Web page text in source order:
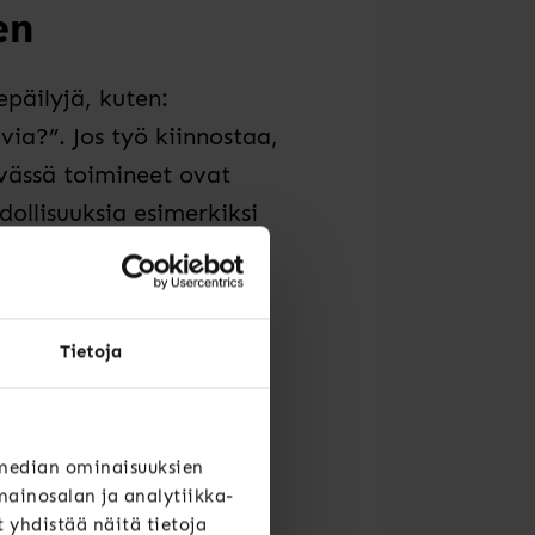
Tietoja
ominaisuuksien
ja analytiikka-
yhdistää näitä tietoja
kuten:
Jos työ kiinnostaa,
toimineet ovat
esimerkiksi
olla avuksi,
tapahdu